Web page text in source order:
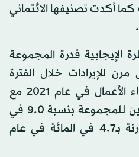
أكدت تصنيفها الائتماني
الإيجابية قدرة المجموعة
للإيرادات خلال الفترة
2020 - 2021 وانتعاش أداء الأعمال في عام 2021 مع
عائد على حقوق المساهمين للمجموعة بنسبة 9.0 في
المائة في عام 2021، مقارنة بـ4.7 في المائة في عام